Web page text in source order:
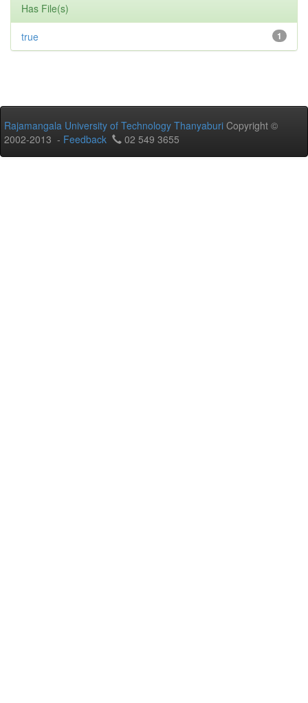
Has File(s)
1
true
Rajamangala University of Technology Thanyaburi Copyright ©
2002-2013 - Feedback 02 549 3655